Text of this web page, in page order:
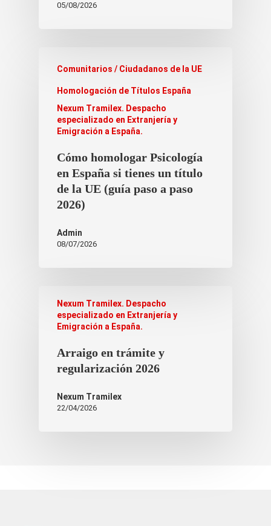
05/08/2026
Comunitarios / Ciudadanos de la UE
Homologación de Títulos España
Nexum Tramilex. Despacho
especializado en Extranjería y
Emigración a España.
Cómo homologar Psicología
en España si tienes un título
de la UE (guía paso a paso
2026)
Admin
08/07/2026
Nexum Tramilex. Despacho
especializado en Extranjería y
Emigración a España.
Arraigo en trámite y
regularización 2026
Nexum Tramilex
22/04/2026